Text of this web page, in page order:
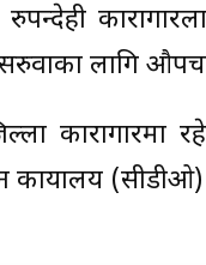
लागि
कारागारमा
कार्यालय